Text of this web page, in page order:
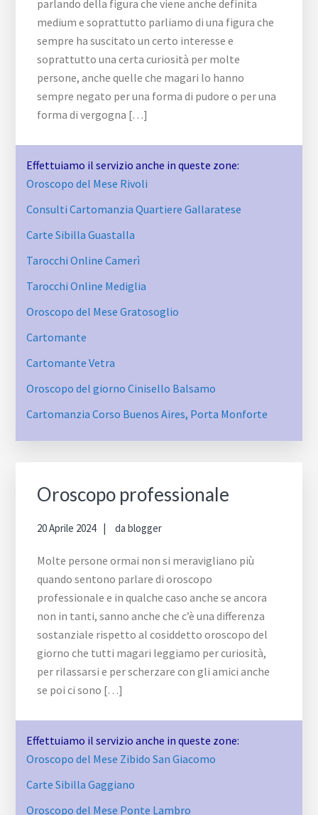
parlando della figura che viene anche definita
medium e soprattutto parliamo di una figura che
sempre ha suscitato un certo interesse e
soprattutto una certa curiosità per molte
persone, anche quelle che magari lo hanno
sempre negato per una forma di pudore o per una
forma di vergogna […]
Effettuiamo il servizio anche in queste zone:
Oroscopo del Mese Rivoli
Consulti Cartomanzia Quartiere Gallaratese
Carte Sibilla Guastalla
Tarocchi Online Camerì
Tarocchi Online Mediglia
Oroscopo del Mese Gratosoglio
Cartomante
Cartomante Vetra
Oroscopo del giorno Cinisello Balsamo
Cartomanzia ​Corso Buenos Aires,​ Porta Monforte
Oroscopo professionale
20 Aprile 2024 dablogger
Molte persone ormai non si meravigliano più
quando sentono parlare di oroscopo
professionale e in qualche caso anche se ancora
non in tanti, sanno anche che c’è una differenza
sostanziale rispetto al cosiddetto oroscopo del
giorno che tutti magari leggiamo per curiosità,
per rilassarsi e per scherzare con gli amici anche
se poi ci sono […]
Effettuiamo il servizio anche in queste zone:
Oroscopo del Mese Zibido San Giacomo
Carte Sibilla Gaggiano
Oroscopo del Mese Ponte Lambro